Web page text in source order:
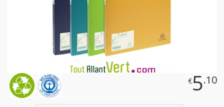
€5.10